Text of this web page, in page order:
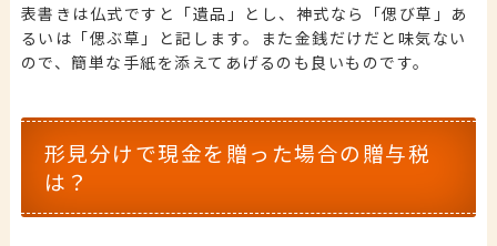
表書きは仏式ですと「遺品」とし、神式なら「偲び草」あ
るいは「偲ぶ草」と記します。また金銭だけだと味気ない
ので、簡単な手紙を添えてあげるのも良いものです。
形見分けで現金を贈った場合の贈与税
は？